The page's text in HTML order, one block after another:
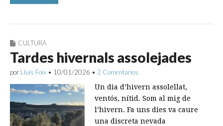
CULTURA
Tardes hivernals assolejades
por Lluís Foix • 10/01/2026 • 2 Comentarios
Un dia d’hivern assolellat,
ventós, nítid. Som al mig de
l’hivern. Fa uns dies va caure
una discreta nevada